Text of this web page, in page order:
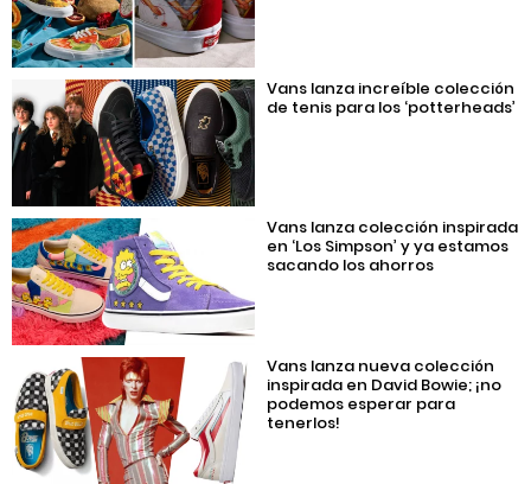
Vans lanza increíble colección
de tenis para los ‘potterheads’
Vans lanza colección inspirada
en ‘Los Simpson’ y ya estamos
sacando los ahorros
Vans lanza nueva colección
inspirada en David Bowie; ¡no
podemos esperar para
tenerlos!